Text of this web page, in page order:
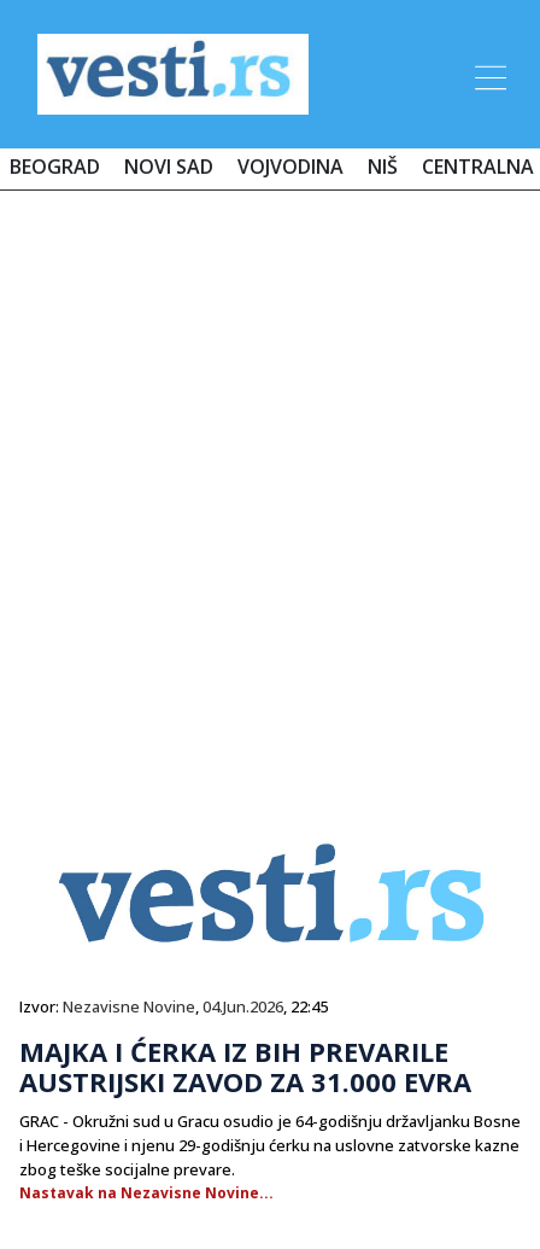
BEOGRAD NOVI SAD VOJVODINA NIŠ CENTRALNA
Izvor: Nezavisne Novine,04.Jun.2026, 22:45
MAJKA I ĆERKA IZ BIH PREVARILE
AUSTRIJSKI ZAVOD ZA 31.000 EVRA
GRAC - Okružni sud u Gracu osudio je 64-godišnju državljanku Bosne
i Hercegovine i njenu 29-godišnju ćerku na uslovne zatvorske kazne
zbog teške socijalne prevare.
Nastavak na Nezavisne Novine...